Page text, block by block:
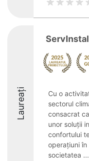
Laureați
Cu o
sectorul
consacrat
unor soluții
confortului
operațiuni
societatea ...